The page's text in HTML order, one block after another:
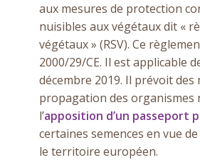
aux mesures de protection
nuisibles aux végétaux dit «
végétaux » (RSV). Ce
2000/29/CE. Il est applicable
décembre 2019. Il prévoit des
propagation des organismes
l’apposition d’un passeport
certaines semences en vue
le territoire européen.